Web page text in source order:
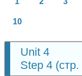
10
Unit 4
Step 4